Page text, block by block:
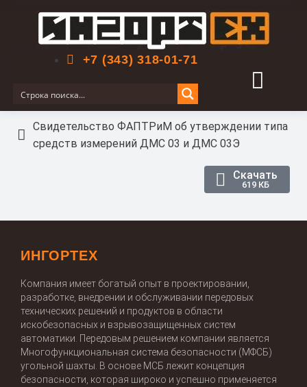
+7 (343) 318-01-71
Свидетельство ФАПТРиМ об утверждении типа
средств измерений ДМС 03 и ДМС 03Э
Скачать
619 КБ
ИНГОРТЕХ
Компания имеет богатый опыт в проектировании,
разработке, внедрении и обслуживании передовых
технических решений и продуктов в области
искобезопасных и взрывозащищенных систем
автоматики. Передовым решением компании является
Многофункциональная система безопасности (МФСБ)
угольной шахты. В основе МСБ лежит концепция
безопасности, которая широко и успешно применяется
Поиск по сайту